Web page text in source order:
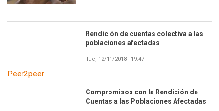
Rendición de cuentas colectiva a las
poblaciones afectadas
Tue, 12/11/2018 - 19:47
Peer2peer
Compromisos con la Rendición de
Cuentas a las Poblaciones Afectadas